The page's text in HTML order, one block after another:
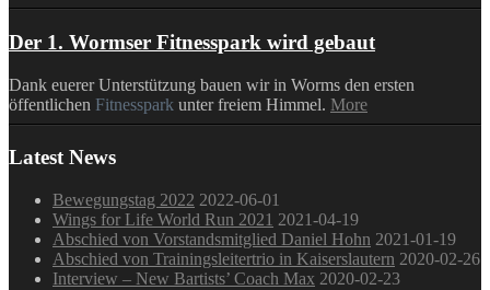
Der 1. Wormser Fitnesspark wird gebaut
Dank euerer Unterstützung bauen wir in Worms den ersten
öffentlichen Fitnesspark unter freiem Himmel. More
Latest News
Bewegungstag 2022 2022-06-01
Wings for Life World Run 2021 2021-04-19
Abschied von Vorstandsmitglied Daniel Hohn 2021-01-19
Abschied von Trainingsleitertrio in Kaiserslautern 2020-02-26
Interview – New Bartists’ Coach Max 2020-02-23